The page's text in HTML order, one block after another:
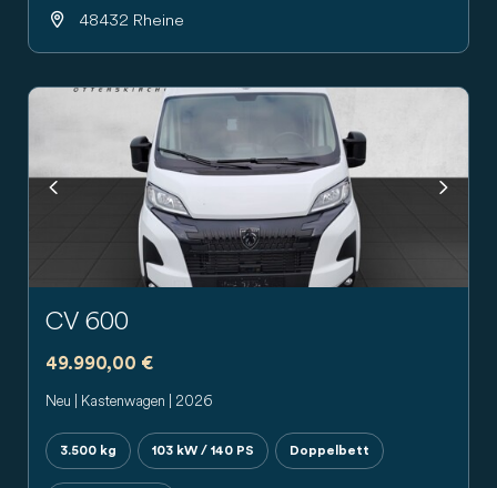
48432 Rheine
Previous Next
CV 600
49.990,00 €
Neu | Kastenwagen | 2026
3.500 kg 103 kW / 140 PS Doppelbett